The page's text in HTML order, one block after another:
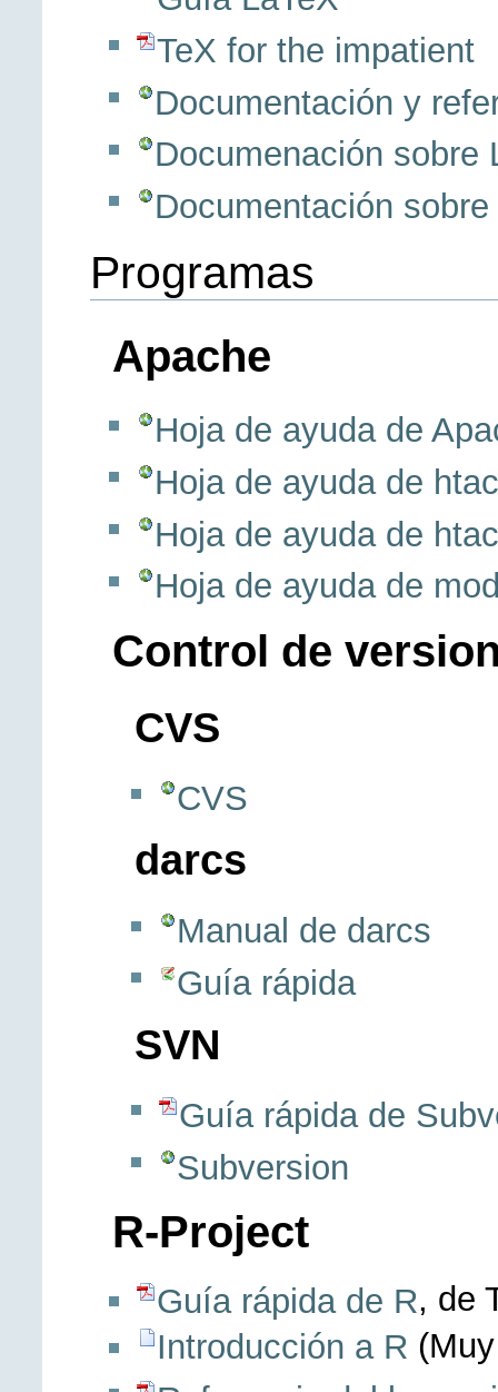
TeX for the impatient
Documentación y
Documenación sobre
Documentación sobre
Programas
Apache
Hoja de ayuda de
Hoja de ayuda de
Hoja de ayuda de
Hoja de ayuda de
Control de
CVS
CVS
darcs
Manual de darcs
Guía rápida
SVN
Guía rápida de
Subversion
R-Project
Guía rápida de R, de
Introducción a R